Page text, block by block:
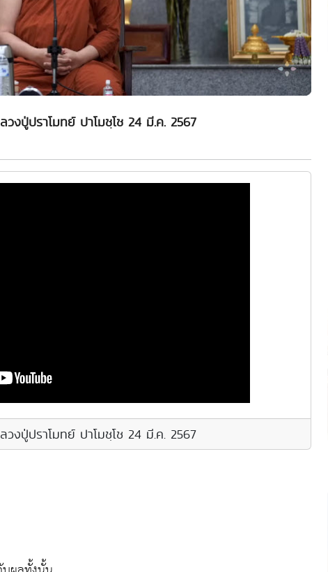
งปู่ปราโมทย์ ปาโมชฺโช 24 มี.ค. 2567
งปู่ปราโมทย์ ปาโมชฺโช 24 มี.ค. 2567